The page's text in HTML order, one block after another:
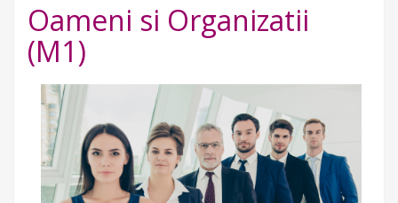
Oameni si Organizatii
(M1)